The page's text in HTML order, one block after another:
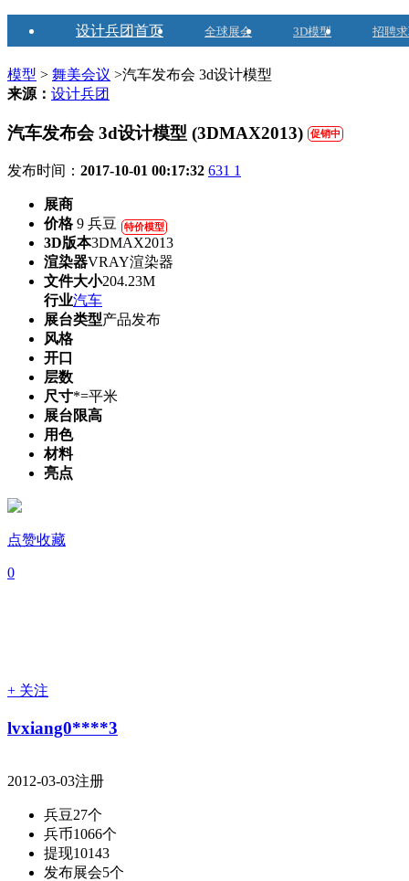
设计兵团首页 全球展会 3D模型 招聘
模型 > 舞美会议 >汽车发布会 3d设计模型
来源： 设计兵团
汽车发布会 3d设计模型 (3DMAX2013) 促销中
发布时间： 2017-10-01 00:17:32 631 1
展商
价格9 兵豆 特价模型
3D版本3DMAX2013
渲染器VRAY渲染器
文件大小204.23M
行业汽车
展台类型产品发布
风格
开口
层数
尺寸*=平米
展台限高
用色
材料
亮点
点赞收藏
0
+ 关注
lvxiang0****3
2012-03-03注册
兵豆27个
兵币1066个
提现10143
发布展会5个